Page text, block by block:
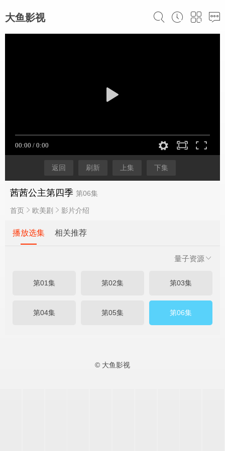
大鱼影视
返回 刷新 上集 下集
茜茜公主第四季 第06集
首页 欧美剧 影片介绍
播放选集 相关推荐
量子资源
第01集 第02集 第03集
第04集 第05集 第06集
© 大鱼影视